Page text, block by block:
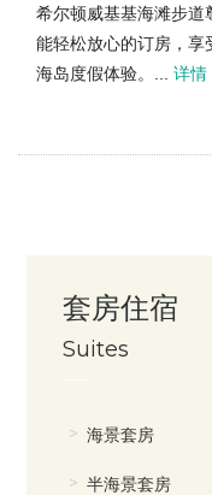
希尔顿威基基海滩步道
能轻松放心的订房，享
海岛度假体验。... 详情
套房住宿
Suites
海景套房
半海景套房